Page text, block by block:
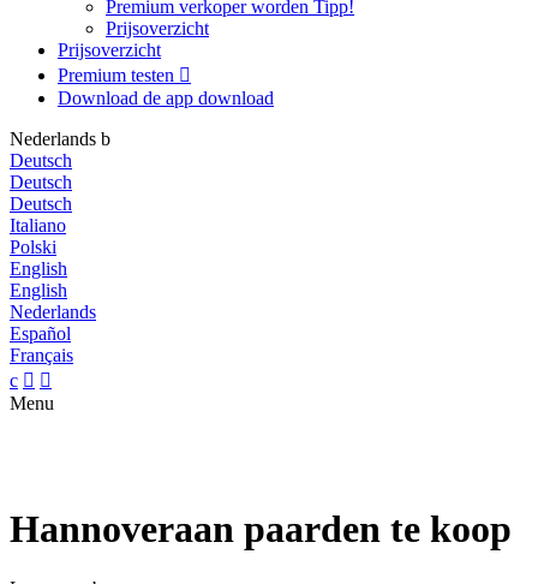
Premium verkoper worden Tipp!
Prijsoverzicht
Prijsoverzicht
Premium testen 
Download de app download
Nederlands b
Deutsch
Deutsch
Deutsch
Italiano
Polski
English
English
Nederlands
Español
Français
c  
Menu
Hannoveraan paarden te koop